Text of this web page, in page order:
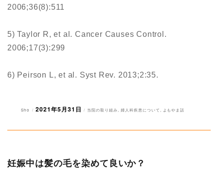
2006;36(8):511
5) Taylor R, et al. Cancer Causes Control.
2006;17(3):299
6) Peirson L, et al. Syst Rev. 2013;2:35.
投
Sho
投
2021年5月31日
カ
当院の取り組み, 婦人科疾患について, よもやま話
妊娠中は髪の毛を染めて良いか？